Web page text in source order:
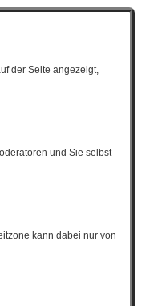
der Seite angezeigt,
und Sie selbst
kann dabei nur von